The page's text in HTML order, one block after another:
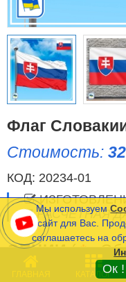
Спортивные
Этнические
Флаги США
Другие флаги
Язык
Частые Вопросы
Оплата и
ГЛАВНАЯ КАТАЛОГ
Флаг
Стоимость:
КОД: 20234-01
РАСЧЕТНАЯ
ОПЦИИ(*-
РАЗМЕР
Мы используем
сайт для Вас.
соглашаетесь на
Ок !